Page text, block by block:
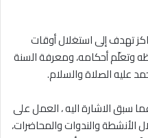
تهدف إلى استغلال أوقات
وتعلّم أحكامه، ومعرفة السنة
عليه الصلاة والسلام.
سبق الاشارة اليه ، العمل على
الأنشطة والندوات والمحاضرات،